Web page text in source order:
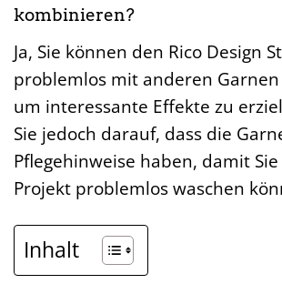
kombinieren?
Ja, Sie können den Rico Design
problemlos mit anderen
um interessante Effekte zu
Sie jedoch darauf, dass die
Pflegehinweise haben, damit
Projekt problemlos waschen
Inhalt